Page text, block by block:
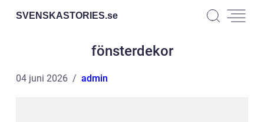
SVENSKASTORIES.se
fönsterdekor
04 juni 2026 admin